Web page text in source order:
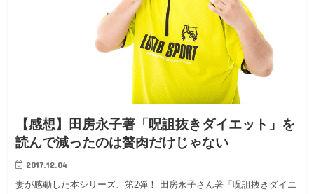
【感想】田房永子著「呪詛抜きダイエット」を
読んで減ったのは贅肉だけじゃない
2017.12.04
妻が感動した本シリーズ、第2弾！ 田房永子さん著「呪詛抜きダイエ